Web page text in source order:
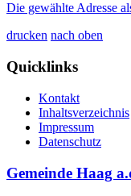
Die gewählte Adresse
drucken nach oben
Quicklinks
Kontakt
Inhaltsverzeichnis
Impressum
Datenschutz
Gemeinde Haag